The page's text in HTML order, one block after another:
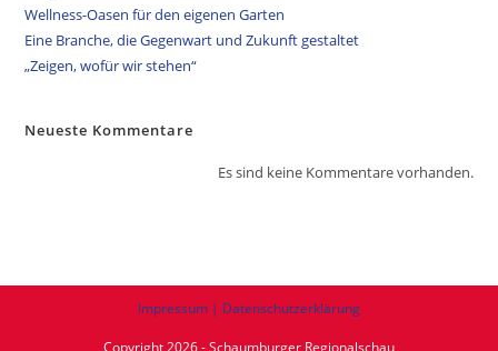
Wellness-Oasen für den eigenen Garten
Eine Branche, die Gegenwart und Zukunft gestaltet
„Zeigen, wofür wir stehen“
Neueste Kommentare
Es sind keine Kommentare vorhanden.
Impressum | Datenschutzerklärung
Copyright 2026 - Schaumburger Regionalschau